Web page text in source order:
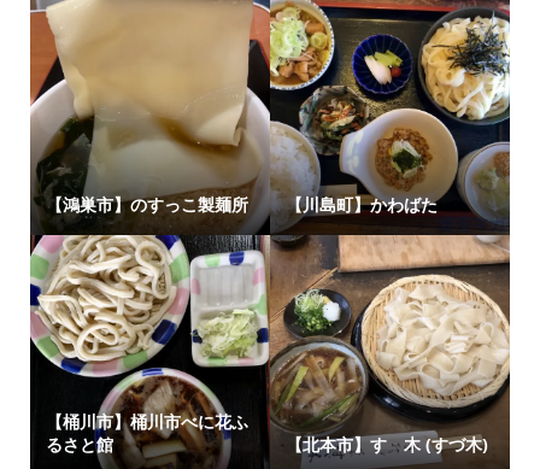
【鴻巣市】のすっこ製麺所 【川島町】かわばた
【桶川市】桶川市べに花ふ
るさと館
【北本市】すゞ木 (すづ木)